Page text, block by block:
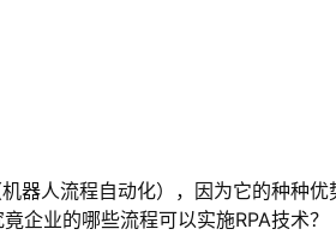
器人流程自动化），因为它的种种
企业的哪些流程可以实施RPA技术？